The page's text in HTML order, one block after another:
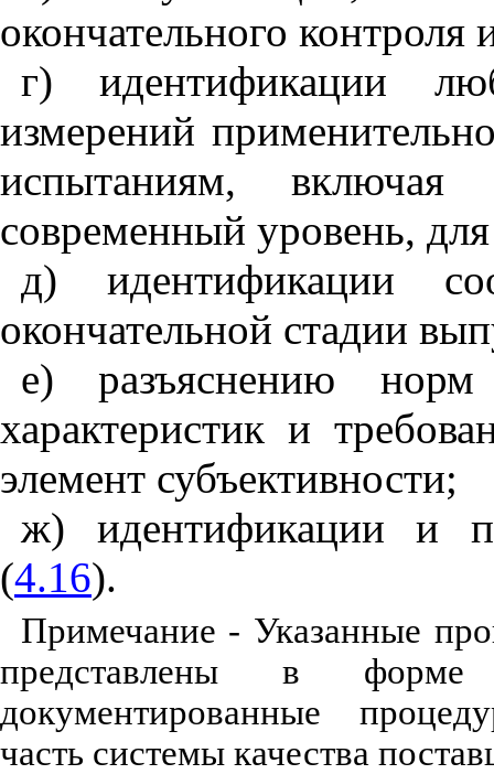
окончательного контроля
г) идентификации
измерений
испытаниям, включая
современный уровень,
д) идентификации
окончательной стадии
е) разъяснению
характеристик и
элемент субъективности;
ж) идентификации и
(4.16).
Примечание - Указанные
представлены в форме
документированные
часть системы качества